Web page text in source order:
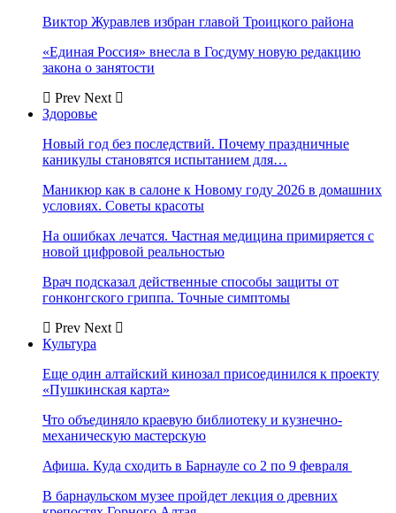
Виктор Журавлев избран главой Троицкого района
«Единая Россия» внесла в Госдуму новую редакцию
закона о занятости
Prev Next
Здоровье
Новый год без последствий. Почему праздничные
каникулы становятся испытанием для…
Маникюр как в салоне к Новому году 2026 в домашних
условиях. Советы красоты
На ошибках лечатся. Частная медицина примиряется с
новой цифровой реальностью
Врач подсказал действенные способы защиты от
гонконгского гриппа. Точные симптомы
Prev Next
Культура
Еще один алтайский кинозал присоединился к проекту
«Пушкинская карта»
Что объединяло краевую библиотеку и кузнечно-
механическую мастерскую
Афиша. Куда сходить в Барнауле со 2 по 9 февраля
В барнаульском музее пройдет лекция о древних